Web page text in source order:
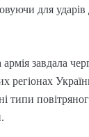
для ударів
армія завдала
регіонах
типи